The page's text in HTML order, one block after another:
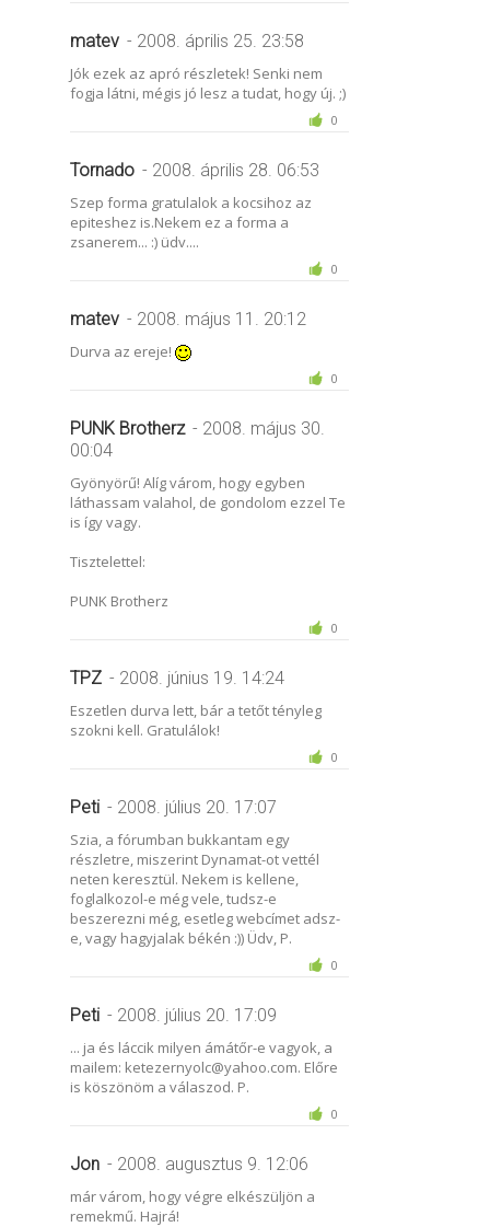
matev - 2008. április 25. 23:58
Jók ezek az apró részletek! Senki nem
fogja látni, mégis jó lesz a tudat, hogy új. ;)
0
Tornado - 2008. április 28. 06:53
Szep forma gratulalok a kocsihoz az
epiteshez is.Nekem ez a forma a
zsanerem... :) üdv....
0
matev - 2008. május 11. 20:12
Durva az ereje!
0
PUNK Brotherz - 2008. május 30.
00:04
Gyönyörű! Alíg várom, hogy egyben
láthassam valahol, de gondolom ezzel Te
is így vagy.
Tisztelettel:
PUNK Brotherz
0
TPZ - 2008. június 19. 14:24
Eszetlen durva lett, bár a tetőt tényleg
szokni kell. Gratulálok!
0
Peti - 2008. július 20. 17:07
Szia, a fórumban bukkantam egy
részletre, miszerint Dynamat-ot vettél
neten keresztül. Nekem is kellene,
foglalkozol-e még vele, tudsz-e
beszerezni még, esetleg webcímet adsz-
e, vagy hagyjalak békén :)) Üdv, P.
0
Peti - 2008. július 20. 17:09
... ja és láccik milyen ámátőr-e vagyok, a
mailem: ketezernyolc@yahoo.com. Előre
is köszönöm a válaszod. P.
0
Jon - 2008. augusztus 9. 12:06
már várom, hogy végre elkészüljön a
remekmű. Hajrá!